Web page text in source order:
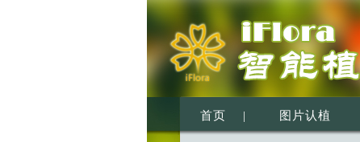
首页 | 图片认植